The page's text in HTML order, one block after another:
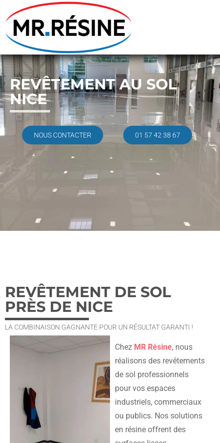
REVÊTEMENT AU SOL
NICE
NOUS CONTACTER 01 57 42 38 67
REVÊTEMENT DE SOL
PRÈS DE NICE
LA COMBINAISON GAGNANTE POUR UN RÉSULTAT GARANTI !
Chez MR Résine, nous
réalisons des revêtements
de sol professionnels
pour vos espaces
industriels, commerciaux
ou publics. Nos solutions
en résine offrent des